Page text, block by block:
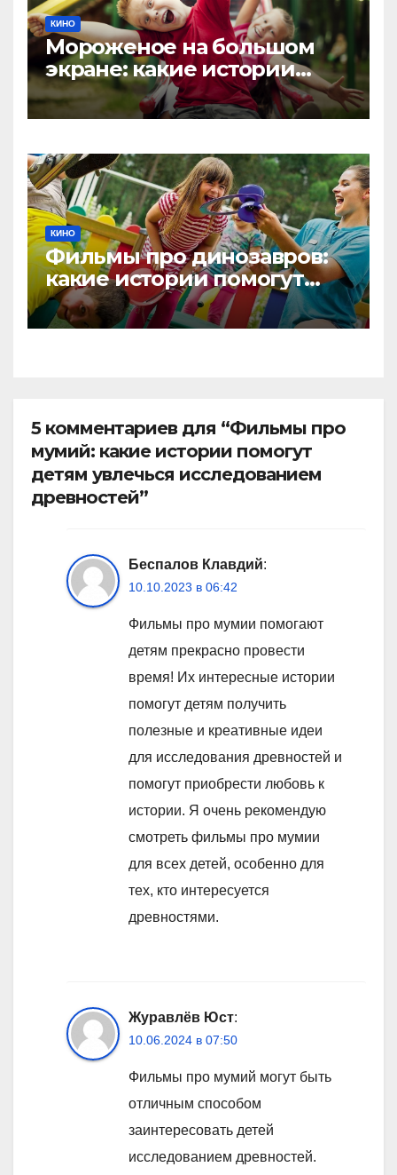
КИНО
Мороженое на большом
экране: какие истории
покажут, что все любят
мороженое
КИНО
Фильмы про динозавров:
какие истории помогут
детям узнать, что было на
Земле миллионы лет назад
5 комментариев для “Фильмы про
мумий: какие истории помогут
детям увлечься исследованием
древностей”
Беспалов Клавдий:
10.10.2023 в 06:42
Фильмы про мумии помогают
детям прекрасно провести
время! Их интересные истории
помогут детям получить
полезные и креативные идеи
для исследования древностей и
помогут приобрести любовь к
истории. Я очень рекомендую
смотреть фильмы про мумии
для всех детей, особенно для
тех, кто интересуется
древностями.
Журавлёв Юст:
10.06.2024 в 07:50
Фильмы про мумий могут быть
отличным способом
заинтересовать детей
исследованием древностей.